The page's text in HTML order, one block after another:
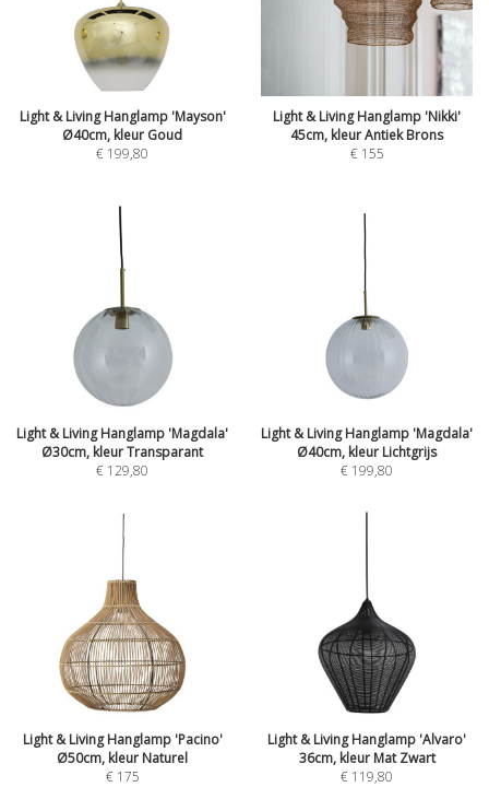
Light & Living Hanglamp 'Mayson'
Ø40cm, kleur Goud
€ 199,80
Light & Living Hanglamp 'Nikki'
45cm, kleur Antiek Brons
€ 155
Light & Living Hanglamp 'Magdala'
Ø30cm, kleur Transparant
€ 129,80
Light & Living Hanglamp 'Magdala'
Ø40cm, kleur Lichtgrijs
€ 199,80
Light & Living Hanglamp 'Pacino'
Ø50cm, kleur Naturel
€ 175
Light & Living Hanglamp 'Alvaro'
36cm, kleur Mat Zwart
€ 119,80